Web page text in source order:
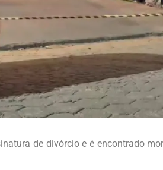
de divórcio e é encontrado